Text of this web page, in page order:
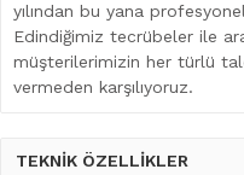
yılından bu yana
Edindiğimiz tecrübeler ile
müşterilerimizin her türlü
vermeden karşılıyoruz.
TEKNİK ÖZELLİKLER